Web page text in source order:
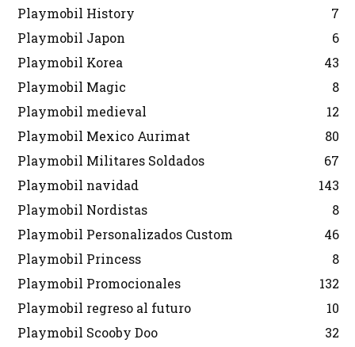
Playmobil History
7
Playmobil Japon
6
Playmobil Korea
43
Playmobil Magic
8
Playmobil medieval
12
Playmobil Mexico Aurimat
80
Playmobil Militares Soldados
67
Playmobil navidad
143
Playmobil Nordistas
8
Playmobil Personalizados Custom
46
Playmobil Princess
8
Playmobil Promocionales
132
Playmobil regreso al futuro
10
Playmobil Scooby Doo
32